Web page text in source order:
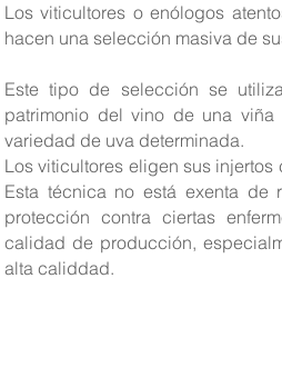
Los viticultores o enólogos
hacen una selección masiva de
Este tipo de selección se
patrimonio del vino de una
variedad de uva determinada.
Los viticultores eligen sus
Esta técnica no está exenta de
protección contra ciertas
calidad de producción,
alta caliddad.